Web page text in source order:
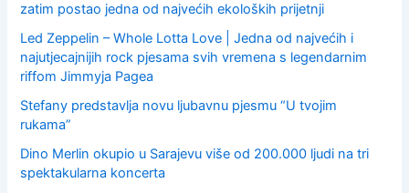
zatim postao jedna od najvećih ekoloških prijetnji
Led Zeppelin – Whole Lotta Love | Jedna od najvećih i
najutjecajnijih rock pjesama svih vremena s legendarnim
riffom Jimmyja Pagea
Stefany predstavlja novu ljubavnu pjesmu “U tvojim
rukama”
Dino Merlin okupio u Sarajevu više od 200.000 ljudi na tri
spektakularna koncerta